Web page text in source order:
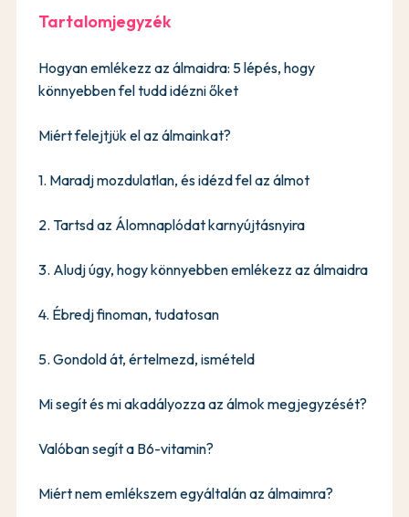
Tartalomjegyzék
Hogyan emlékezz az álmaidra: 5 lépés, hogy
könnyebben fel tudd idézni őket
Miért felejtjük el az álmainkat?
1. Maradj mozdulatlan, és idézd fel az álmot
2. Tartsd az Álomnaplódat karnyújtásnyira
3. Aludj úgy, hogy könnyebben emlékezz az álmaidra
4. Ébredj finoman, tudatosan
5. Gondold át, értelmezd, ismételd
Mi segít és mi akadályozza az álmok megjegyzését?
Valóban segít a B6-vitamin?
Miért nem emlékszem egyáltalán az álmaimra?